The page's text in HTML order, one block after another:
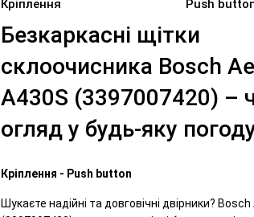
Кріплення
Push
Безкаркасні щітки
склоочисника Bosch
A430S (3397007420) –
огляд у будь-яку
Кріплення - Push button
Шукаєте надійні та довговічні двірники?